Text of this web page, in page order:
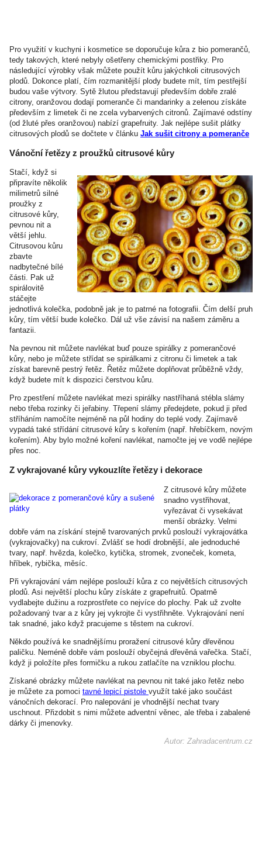
Pro využití v kuchyni i kosmetice se doporučuje kůra z bio pomerančů,
tedy takových, které nebyly ošetřeny chemickými postřiky. Pro
následující výrobky však můžete použít kůru jakýchkoli citrusových
plodů. Dokonce platí, čím rozmanitější plody budete mít, tím pestřejší
budou vaše výtvory. Sytě žlutou představují především dobře zralé
citrony, oranžovou dodají pomeranče či mandarinky a zelenou získáte
především z limetek či ne zcela vybarvených citronů. Zajímavé odstíny
(od žluté přes oranžovou) nabízí grapefruity. Jak nejlépe sušit plátky
citrusových plodů se dočtete v článku Jak sušit citrony a pomeranče
Vánoční řetězy z proužků citrusové kůry
Stačí, když si
připravíte několik
milimetrů silné
proužky z
citrusové kůry,
pevnou nit a
větší jehlu.
Citrusovou kůru
zbavte
nadbytečné bílé
části. Pak už
spirálovitě
stáčejte
jednotlivá kolečka, podobně jak je to patrné na fotografii. Čím delší pruh
kůry, tím větší bude kolečko. Dál už vše závisí na našem záměru a
fantazii.
Na pevnou nit můžete navlékat buď pouze spirálky z pomerančové
kůry, nebo je můžete střídat se spirálkami z citronu či limetek a tak
získat barevně pestrý řetěz. Řetěz můžete doplňovat průběžně vždy,
když budete mít k dispozici čerstvou kůru.
Pro zpestření můžete navlékat mezi spirálky nastříhaná stébla slámy
nebo třeba rozinky či jeřabiny. Třepení slámy předejdete, pokud ji před
stříháním namočíte nejméně na půl hodiny do teplé vody. Zajímavě
vypadá také střídání citrusové kůry s kořením (např. hřebíčkem, novým
kořením). Aby bylo možné koření navlékat, namočte jej ve vodě nejlépe
přes noc.
Z vykrajované kůry vykouzlíte řetězy i dekorace
Z citrusové kůry můžete
snadno vystřihovat,
vyřezávat či vysekávat
menší obrázky. Velmi
dobře vám na získání stejně tvarovaných prvků poslouží vykrajovátka
(vykrajovačky) na cukroví. Zvlášť se hodí drobnější, ale jednoduché
tvary, např. hvězda, kolečko, kytička, stromek, zvoneček, kometa,
hříbek, rybička, měsíc.
Při vykrajování vám nejlépe poslouží kůra z co největších citrusových
plodů. Asi největší plochu kůry získáte z grapefruitů. Opatrně
vydlabejte dužinu a rozprostřete co nejvíce do plochy. Pak už zvolte
požadovaný tvar a z kůry jej vykrojte či vystřihněte. Vykrajování není
tak snadné, jako když pracujeme s těstem na cukroví.
Někdo používá ke snadnějšímu proražení citrusové kůry dřevěnou
paličku. Neméně dobře vám poslouží obyčejná dřevěná vařečka. Stačí,
když ji položíte přes formičku a rukou zatlačíte na vzniklou plochu.
Získané obrázky můžete navlékat na pevnou nit také jako řetěz nebo
je můžete za pomoci tavné lepicí pistole využít také jako součást
vánočních dekorací. Pro nalepování je vhodnější nechat tvary
uschnout. Přizdobit s nimi můžete adventní věnec, ale třeba i zabalené
dárky či jmenovky.
Autor: Zahradacentrum.cz